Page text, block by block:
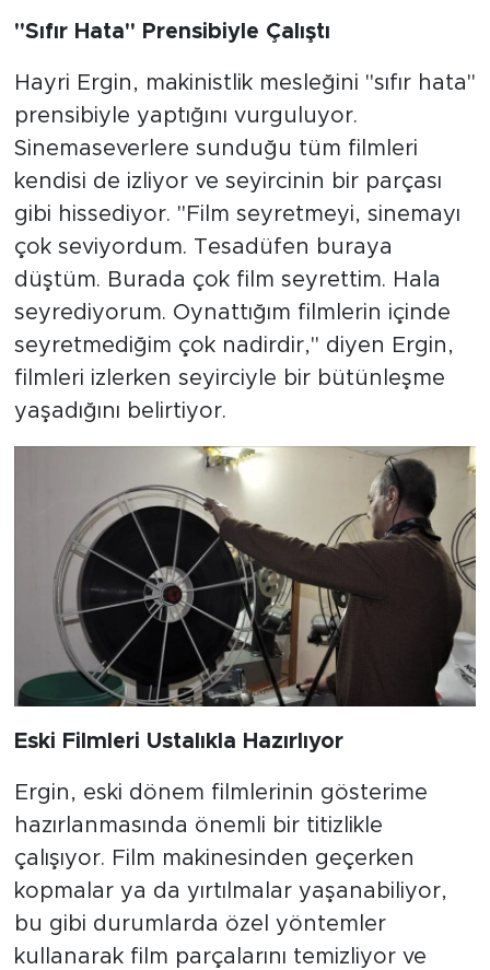
"Sıfır Hata" Prensibiyle Çalıştı
Hayri Ergin, makinistlik mesleğini "sıfır hata"
prensibiyle yaptığını vurguluyor.
Sinemaseverlere sunduğu tüm filmleri
kendisi de izliyor ve seyircinin bir parçası
gibi hissediyor. "Film seyretmeyi, sinemayı
çok seviyordum. Tesadüfen buraya
düştüm. Burada çok film seyrettim. Hala
seyrediyorum. Oynattığım filmlerin içinde
seyretmediğim çok nadirdir," diyen Ergin,
filmleri izlerken seyirciyle bir bütünleşme
yaşadığını belirtiyor.
Eski Filmleri Ustalıkla Hazırlıyor
Ergin, eski dönem filmlerinin gösterime
hazırlanmasında önemli bir titizlikle
çalışıyor. Film makinesinden geçerken
kopmalar ya da yırtılmalar yaşanabiliyor,
bu gibi durumlarda özel yöntemler
kullanarak film parçalarını temizliyor ve